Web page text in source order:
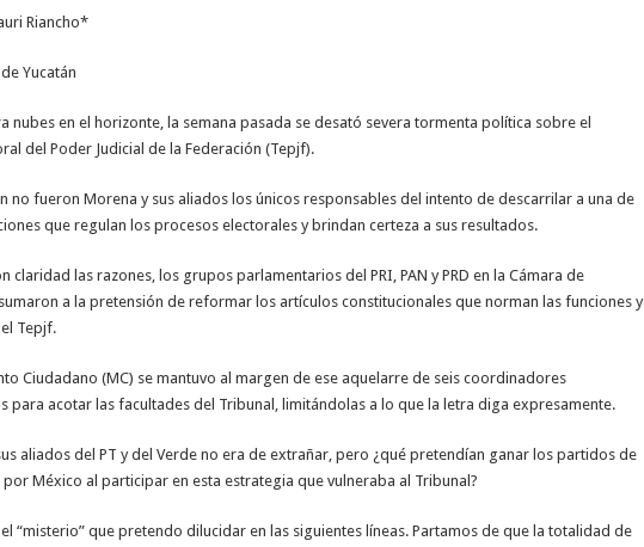
Riancho*
Yucatán
nubes en el horizonte, la semana pasada se desató severa tormenta política sobre el
del Poder Judicial de la Federación (Tepjf).
no fueron Morena y sus aliados los únicos responsables del intento de descarrilar a una de
que regulan los procesos electorales y brindan certeza a sus resultados.
claridad las razones, los grupos parlamentarios del PRI, PAN y PRD en la Cámara de
a la pretensión de reformar los artículos constitucionales que norman las funciones y
Tepjf.
Ciudadano (MC) se mantuvo al margen de ese aquelarre de seis coordinadores
para acotar las facultades del Tribunal, limitándolas a lo que la letra diga expresamente.
aliados del PT y del Verde no era de extrañar, pero ¿qué pretendían ganar los partidos de
por México al participar en esta estrategia que vulneraba al Tribunal?
“misterio” que pretendo dilucidar en las siguientes líneas. Partamos de que la totalidad de